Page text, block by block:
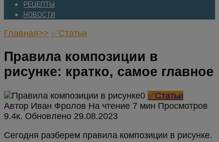
РЕЦЕПТЫ
НОВОСТИ
Главная>> ✅Статьи
Правила композиции в
рисунке: кратко, самое главное
✅Статьи
Автор Иван Фролов На чтение 7 мин Просмотров
9.4к. Обновлено
Сегодня разберем правила композиции в рисунке.